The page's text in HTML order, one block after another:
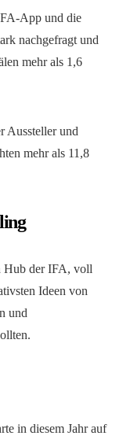
App und die
nachgefragt und
mehr als 1,6
Aussteller und
mehr als 11,8
Hub der IFA, voll
Ideen von
und
in diesem Jahr auf